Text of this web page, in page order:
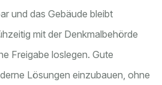
und das Gebäude bleibt
mit der Denkmalbehörde
Freigabe loslegen. Gute
Lösungen einzubauen, ohne